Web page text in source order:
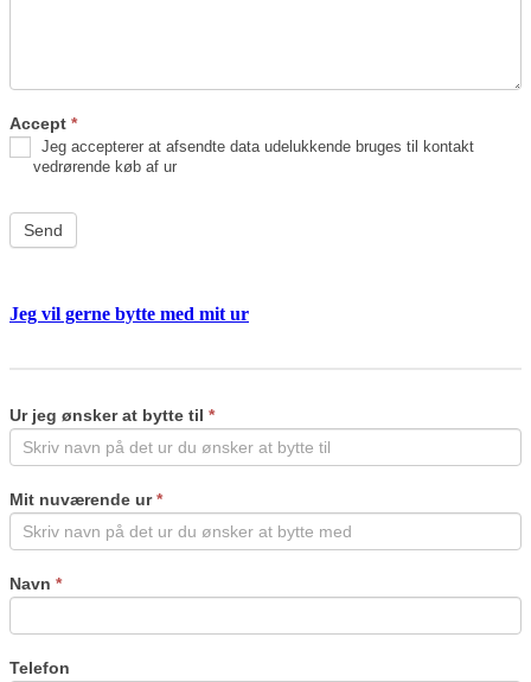
Accept *
Jeg accepterer at afsendte data udelukkende bruges til kontakt
vedrørende køb af ur
Send
Jeg vil gerne bytte med mit ur
Ur jeg ønsker at bytte til *
Mit nuværende ur*
Navn *
Telefon
human,
leave
this
blank.